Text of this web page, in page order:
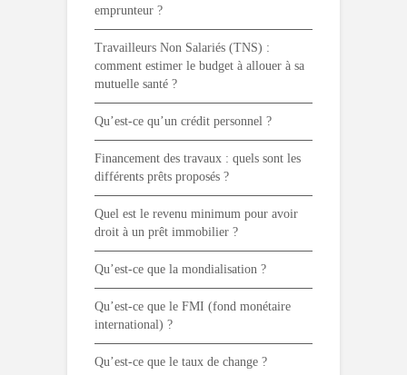
emprunteur ?
Travailleurs Non Salariés (TNS) :
comment estimer le budget à allouer à sa
mutuelle santé ?
Qu’est-ce qu’un crédit personnel ?
Financement des travaux : quels sont les
différents prêts proposés ?
Quel est le revenu minimum pour avoir
droit à un prêt immobilier ?
Qu’est-ce que la mondialisation ?
Qu’est-ce que le FMI (fond monétaire
international) ?
Qu’est-ce que le taux de change ?